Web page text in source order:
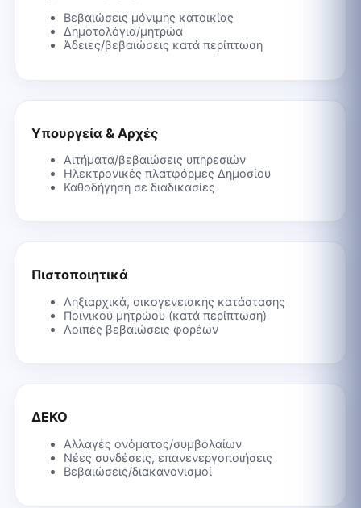
Βεβαιώσεις μόνιμης κατοικίας
Δημοτολόγια/μητρώα
Άδειες/βεβαιώσεις κατά περίπτωση
Υπουργεία & Αρχές
Αιτήματα/βεβαιώσεις υπηρεσιών
Ηλεκτρονικές πλατφόρμες Δημοσίου
Καθοδήγηση σε διαδικασίες
Πιστοποιητικά
Ληξιαρχικά, οικογενειακής κατάστασης
Ποινικού μητρώου (κατά περίπτωση)
Λοιπές βεβαιώσεις φορέων
ΔΕΚΟ
Αλλαγές ονόματος/συμβολαίων
Νέες συνδέσεις, επανενεργοποιήσεις
Βεβαιώσεις/διακανονισμοί